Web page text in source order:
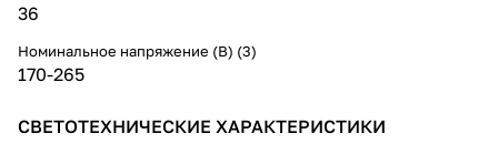
36
Номинальное напряжение (В) (3)
170-265
СВЕТОТЕХНИЧЕСКИЕ ХАРАКТЕРИСТИКИ